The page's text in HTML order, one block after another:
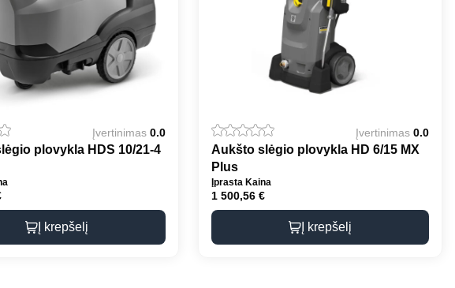
Įvertinimas 0.0
plovykla HDS 10/21-4
Į krepšelį
Įvertinimas 0.0
Aukšto slėgio plovykla HD 6/15 MX
Plus
Įprasta Kaina
1 500,56 €
Į krepšelį